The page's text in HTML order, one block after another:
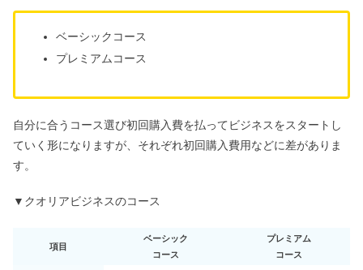
ベーシックコース
プレミアムコース
自分に合うコース選び初回購入費を払ってビジネスをスタートし
ていく形になりますが、それぞれ初回購入費用などに差がありま
す。
▼クオリアビジネスのコース
項目
ベーシック
コース
プレミアム
コース